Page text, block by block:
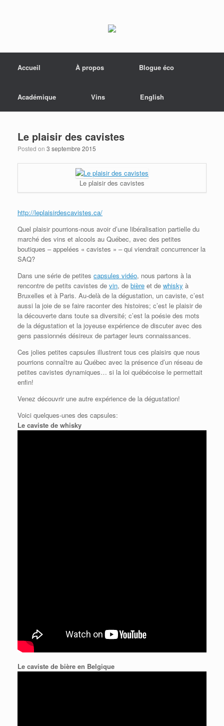
Accueil
À propos Blogue éco
Académique Vins English
Le plaisir des cavistes
Posted on 3 septembre 2015
Le plaisir des cavistes
http://leplaisirdescavistes.ca/
Quel plaisir pourrions-nous avoir d’une libéralisation partielle du
marché des vins et alcools au Québec, avec des petites
boutiques – appelées « cavistes » – qui viendrait concurrencer la
SAQ?
Dans une série de petites capsules vidéo, nous partons à la
rencontre de petits cavistes de vin, de bière et de whisky à
Bruxelles et à Paris. Au-delà de la dégustation, un caviste, c’est
aussi la joie de se faire raconter des histoires; c’est le plaisir de
la découverte dans toute sa diversité; c’est la poésie des mots
de la dégustation et la joyeuse expérience de discuter avec des
gens passionnés désireux de partager leurs connaissances.
Ces jolies petites capsules illustrent tous ces plaisirs que nous
pourrions connaître au Québec avec la présence d’un réseau de
petites cavistes dynamiques… si la loi québécoise le permettait
enfin!
Venez découvrir une autre expérience de la dégustation!
Voici quelques-unes des capsules:
Le caviste de whisky
Le caviste de bière en Belgique